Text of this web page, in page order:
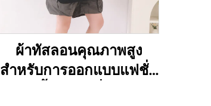
ผ้าทัสลอนคุณภาพสูง
สำหรับการออกแบบแฟชั่น